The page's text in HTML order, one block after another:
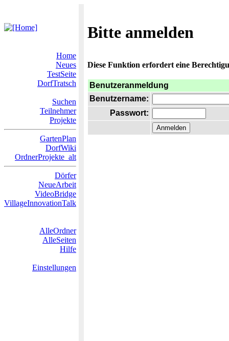
Bitte anmelden
Home
Neues
TestSeite
DorfTratsch
Suchen
Teilnehmer
Projekte
GartenPlan
DorfWiki
OrdnerProjekte_alt
Dörfer
NeueArbeit
VideoBridge
VillageInnovationTalk
AlleOrdner
AlleSeiten
Hilfe
Einstellungen
Diese Funktion erfordert eine
Benutzeranmeldung
Benutzername:
Passwort: